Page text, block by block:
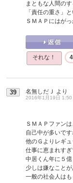
まともな人間のす
「責任の重さ」
ＳＭＡＰにはが
それな！
39 名無しだＪ より
2016年1月19日 1:50
ＳＭＡＰファン
自己中が多いです
他のＧよりレギ
仕事に恵まれすぎ
中居くん年に５億
少しは嫌なこと
一般の社会人はも